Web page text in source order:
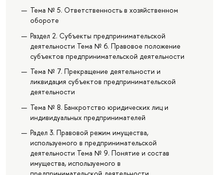
Тема № 5. Ответственность в хозяйственном
обороте
Раздел 2. Субъекты предпринимательской
деятельности Тема № 6. Правовое положение
субъектов предпринимательской деятельности
Тема № 7. Прекращение деятельности и
ликвидация субъектов предпринимательской
деятельности
Тема № 8. Банкротство юридических лиц и
индивидуальных предпринимателей
Радел 3. Правовой режим имущества,
используемого в предпринимательской
деятельности Тема № 9. Понятие и состав
имущества, используемого в